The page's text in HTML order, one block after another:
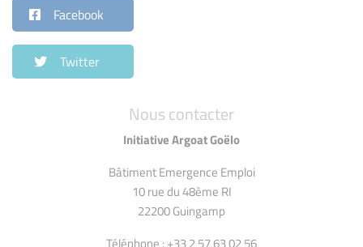
Nous contacter
Initiative Argoat Goëlo
Bâtiment Emergence Emploi
10 rue du 48ème RI
22200 Guingamp
Facebook
Twitter